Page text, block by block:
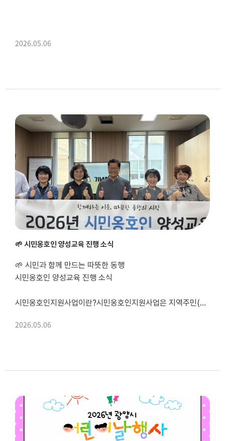
2026.05.06
🌱 시민옹호인 양성교육 진행 소식
🌱 시민과 함께 만드는 따뜻한 동행
시민옹호인 양성교육 진행 소식
시민옹호인지원사업이란?시민옹호인지원사업은 지역주민(시민옹호인)과 장애당사자(피옹호인)가 1:1로 매칭되어, 일상 속 다양한 활동을 함께하며 관계를 형성하고 지역사회 안에서 함께 살아갈 수 있도록 지원하는 사업입니다. 이를 통해 장애인의 사회참여 기회를 확대하고, 정서적 지지와...
2026.05.06